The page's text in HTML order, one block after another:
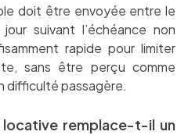
doit être envoyée entre le
suivant l’échéance non
rapide pour limiter
sans être perçu comme
difficulté passagère.
remplace-t-il un